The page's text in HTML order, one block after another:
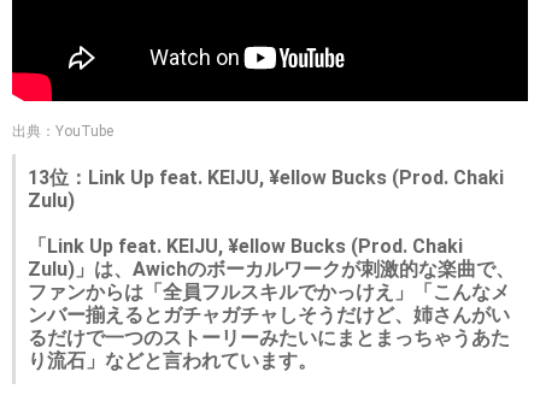
出典：YouTube
13位：Link Up feat. KEIJU, ¥ellow Bucks (Prod. Chaki
Zulu)
「Link Up feat. KEIJU, ¥ellow Bucks (Prod. Chaki
Zulu)」は、Awichのボーカルワークが刺激的な楽曲で、
ファンからは「全員フルスキルでかっけえ」「こんなメ
ンバー揃えるとガチャガチャしそうだけど、姉さんがい
るだけで一つのストーリーみたいにまとまっちゃうあた
り流石」などと言われています。